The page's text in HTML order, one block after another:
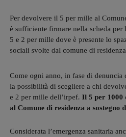
Per devolvere il 5 per mille al
è sufficiente firmare nella scheda per
5 e 2 per mille dove è presente lo
sociali svolte dal comune di residenza
Come ogni anno, in fase di
la possibilità di scegliere a chi
e 2 per mille dell’irpef. Il 5 per 1000
al Comune di residenza a sostegno
Considerata l’emergenza sanitaria